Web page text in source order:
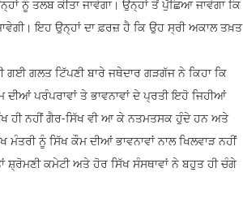
ਨੂੰ ਤਲਬ ਕੀਤਾ ਜਾਵੇਗਾ। ਉਨ੍ਹਾਂ ਤੋਂ ਪੁੱਛਿਆ ਜਾਵੇਗਾ ਕਿ
ਇਹ ਉਨ੍ਹਾਂ ਦਾ ਫ਼ਰਜ਼ ਹੈ ਕਿ ਉਹ ਸ੍ਰੀ ਅਕਾਲ ਤਖ਼ਤ
ਗਈ ਗਲਤ ਟਿੱਪਣੀ ਬਾਰੇ ਜਥੇਦਾਰ ਗੜਗੱਜ ਨੇ ਕਿਹਾ ਕਿ
ਦੀਆਂ ਪਰੰਪਰਾਵਾਂ ਤੇ ਭਾਵਨਾਵਾਂ ਦੇ ਪ੍ਰਤੀ ਇਹੋ ਜਿਹੀਆਂ
ਹੀ ਨਹੀਂ ਗੈਰ-ਸਿੱਖ ਵੀ ਆ ਕੇ ਨਤਮਤਸਕ ਹੁੰਦੇ ਹਨ ਅਤੇ
ਨੂੰ ਸਿੱਖ ਕੌਮ ਦੀਆਂ ਭਾਵਨਾਵਾਂ ਨਾਲ ਖਿਲਵਾੜ ਨਹੀਂ
ਸ਼੍ਰੋਮਣੀ ਕਮੇਟੀ ਅਤੇ ਹੋਰ ਸਿੱਖ ਸੰਸਥਾਵਾਂ ਨੇ ਬਹੁਤ ਹੀ ਚੰਗੇ